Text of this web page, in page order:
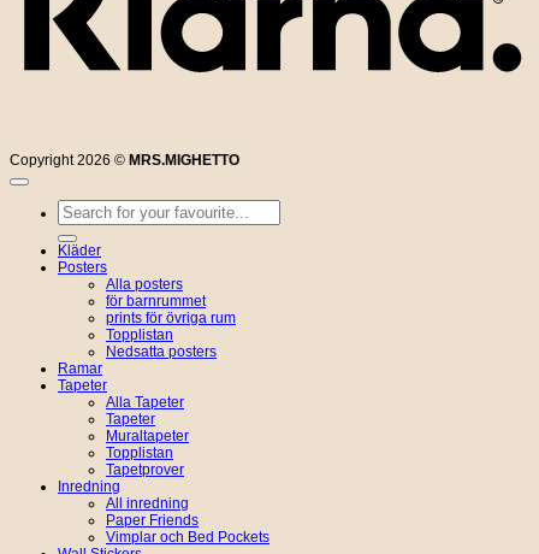
Copyright 2026 © MRS.MIGHETTO
Sök
efter:
Kläder
Posters
Alla posters
för barnrummet
prints för övriga rum
Topplistan
Nedsatta posters
Ramar
Tapeter
Alla Tapeter
Tapeter
Muraltapeter
Topplistan
Tapetprover
Inredning
All inredning
Paper Friends
Vimplar och Bed Pockets